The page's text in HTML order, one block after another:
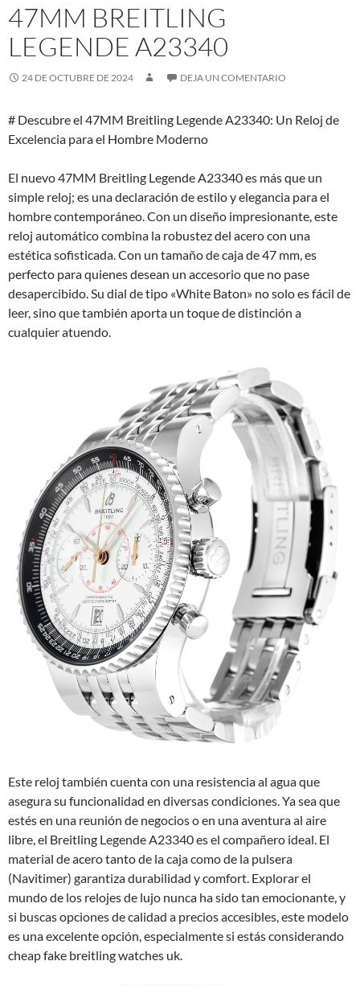
47MM BREITLING
LEGENDE A23340
24 DE OCTUBRE DE 2024 DEJA UN COMENTARIO
# Descubre el 47MM Breitling Legende A23340: Un Reloj de
Excelencia para el Hombre Moderno
El nuevo 47MM Breitling Legende A23340 es más que un
simple reloj; es una declaración de estilo y elegancia para el
hombre contemporáneo. Con un diseño impresionante, este
reloj automático combina la robustez del acero con una
estética sofisticada. Con un tamaño de caja de 47 mm, es
perfecto para quienes desean un accesorio que no pase
desapercibido. Su dial de tipo «White Baton» no solo es fácil de
leer, sino que también aporta un toque de distinción a
cualquier atuendo.
Este reloj también cuenta con una resistencia al agua que
asegura su funcionalidad en diversas condiciones. Ya sea que
estés en una reunión de negocios o en una aventura al aire
libre, el Breitling Legende A23340 es el compañero ideal. El
material de acero tanto de la caja como de la pulsera
(Navitimer) garantiza durabilidad y comfort. Explorar el
mundo de los relojes de lujo nunca ha sido tan emocionante, y
si buscas opciones de calidad a precios accesibles, este modelo
es una excelente opción, especialmente si estás considerando
cheap fake breitling watches uk.